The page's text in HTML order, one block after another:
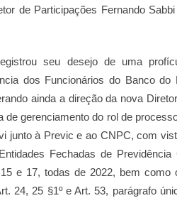
de Participações Fernando
seu desejo de uma
dos Funcionários do Banco
ainda a direção da nova
gerenciamento do rol de
junto à Previc e ao CNPC, com
Fechadas de Previdência
e 17, todas de 2022, bem como
24, 25 §1º e Art. 53, parágrafo